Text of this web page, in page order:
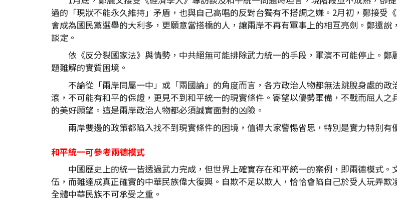
過的「現狀不能永久維持」矛盾，也與自己高唱的反對台獨有不搭調之嫌。2月初，鄭接受
會成為國民黨選舉的大利多，更願意當搭橋的人，讓兩岸不再有軍事上的相互亮劍。鄭還
談定。
依《反分裂國家法》與情勢，中共絕無可能排除武力統一的手段，軍演不可能停止。
題難解的實質困境。
不論從「兩岸同屬一中」或「兩國論」的角度而言，各方政治人物都無法跳脫身處的
滾，不可能有和平的保證，更見不到和平統一的現實條件。寄望以優勢軍備，不戰而屈人
的美好願望。這是兩岸政治人物都必須誠實面對的凶險。
兩岸雙邊的政策都陷入找不到現實條件的困境，值得大家警惕省思，特別是實力特別有
和平統一可參考兩德模式
中國歷史上的統一皆透過武力完成，但世界上確實存在和平統一的案例，即兩德模式
伍，而難達成真正確實的中華民族偉大復興。自欺不足以欺人，恰恰會陷自己於受人玩弄
全體中華民族不可承受之重。